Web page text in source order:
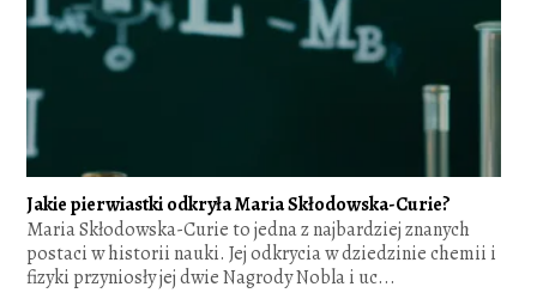
Jakie pierwiastki odkryła Maria Skłodowska-Curie?
Maria Skłodowska-Curie to jedna z najbardziej znanych
postaci w historii nauki. Jej odkrycia w dziedzinie chemii i
fizyki przyniosły jej dwie Nagrody Nobla i uc...